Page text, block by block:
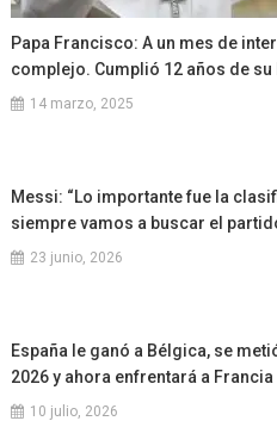
Papa Francisco: A un mes de
complejo. Cumplió 12 años de
14 marzo, 2025
Messi: “Lo importante fue la
siempre vamos a buscar el
23 junio, 2026
España le ganó a Bélgica, se
2026 y ahora enfrentará a Francia
10 julio, 2026